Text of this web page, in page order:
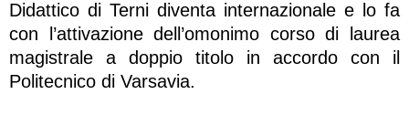
Didattico di Terni diventa internazionale e lo fa
con l’attivazione dell’omonimo corso di laurea
magistrale a doppio titolo in accordo con il
Politecnico di Varsavia.